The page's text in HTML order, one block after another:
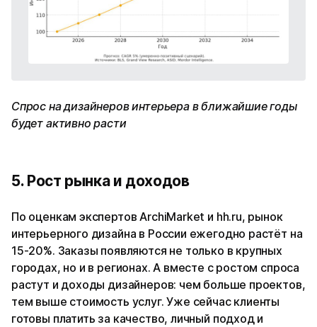
Спрос на дизайнеров интерьера в ближайшие годы
будет активно расти
5. Рост рынка и доходов
По оценкам экспертов ArchiMarket и hh.ru, рынок
интерьерного дизайна в России ежегодно растёт на
15-20%. Заказы появляются не только в крупных
городах, но и в регионах. А вместе с ростом спроса
растут и доходы дизайнеров: чем больше проектов,
тем выше стоимость услуг. Уже сейчас клиенты
готовы платить за качество, личный подход и